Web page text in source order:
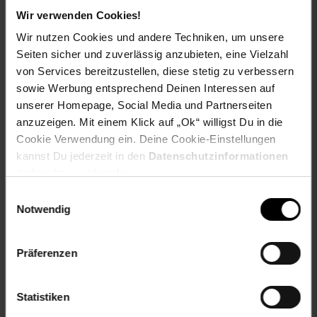
Wir verwenden Cookies!
Wir nutzen Cookies und andere Techniken, um unsere
Seiten sicher und zuverlässig anzubieten, eine Vielzahl
von Services bereitzustellen, diese stetig zu verbessern
sowie Werbung entsprechend Deinen Interessen auf
unserer Homepage, Social Media und Partnerseiten
anzuzeigen. Mit einem Klick auf „Ok“ willigst Du in die
Cookie Verwendung ein. Deine Cookie-Einstellungen
kannst Du jederzeit in den Datenschutzinformationen
Notwendig
Präferenzen
Statistiken
Reihe: CreArt Do it together
Spielanleitung: DE, EN, FR, ES, IT, NL, PT, PL
Themen: Gestalten & Malen
Warnhinweis: Nicht geeignet für Kinder unter 7 Jahren.
Benutzung unter Aufsicht von Erwachsenen.
Anweisung vor Gebrauch lesen, befolgen und
nachschlagebereit halten. Die Farben enthalten
Reaktionsmasse aus 5-Chlor-2- methyl-2H-isothiazol-
3-on und 2-Methyl-2H-isothiazol-3-on (3:1) Kann
allergische Reaktionen hervorrufen.
Gewählte Variante:
size: onesize
EAN: 4005556258642